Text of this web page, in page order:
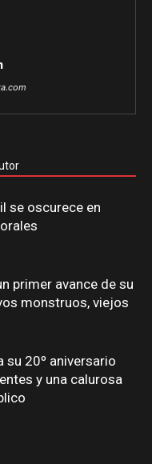
se oscurece en
primer avance de su
monstruos, viejos
su 20º aniversario
y una calurosa